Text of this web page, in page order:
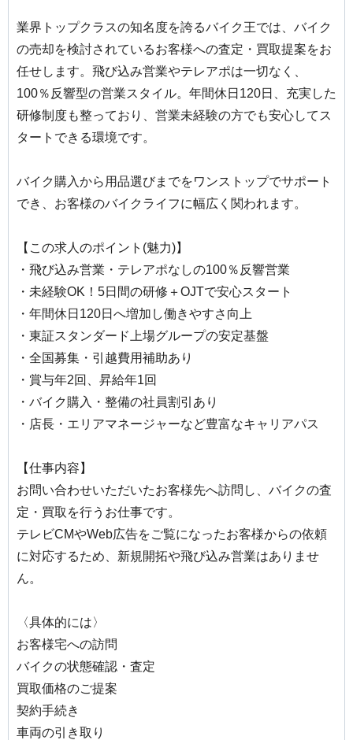
業界トップクラスの知名度を誇るバイク王では、バイク
の売却を検討されているお客様への査定・買取提案をお
任せします。飛び込み営業やテレアポは一切なく、
100％反響型の営業スタイル。年間休日120日、充実した
研修制度も整っており、営業未経験の方でも安心してス
タートできる環境です。
バイク購入から用品選びまでをワンストップでサポート
でき、お客様のバイクライフに幅広く関われます。
【この求人のポイント(魅力)】
・飛び込み営業・テレアポなしの100％反響営業
・未経験OK！5日間の研修＋OJTで安心スタート
・年間休日120日へ増加し働きやすさ向上
・東証スタンダード上場グループの安定基盤
・全国募集・引越費用補助あり
・賞与年2回、昇給年1回
・バイク購入・整備の社員割引あり
・店長・エリアマネージャーなど豊富なキャリアパス
【仕事内容】
お問い合わせいただいたお客様先へ訪問し、バイクの査
定・買取を行うお仕事です。
テレビCMやWeb広告をご覧になったお客様からの依頼
に対応するため、新規開拓や飛び込み営業はありませ
ん。
〈具体的には〉
お客様宅への訪問
バイクの状態確認・査定
買取価格のご提案
契約手続き
車両の引き取り